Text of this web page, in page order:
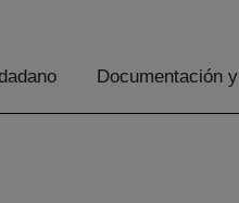
Documentación